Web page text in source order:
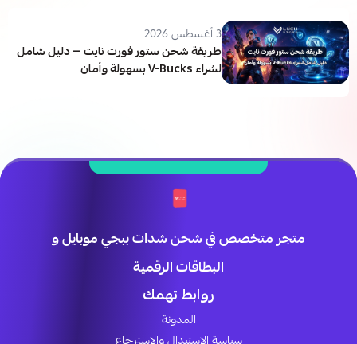
3 أغسطس 2026
طريقة شحن ستور فورت نايت — دليل شامل
لشراء V-Bucks بسهولة وأمان
متجر متخصص في شحن شدات ببجي موبايل و
البطاقات الرقمية
روابط تهمك
المدونة